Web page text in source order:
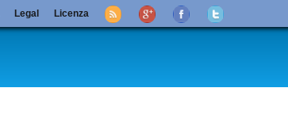
Legal Licenza